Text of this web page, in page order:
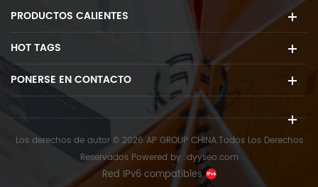
PRODUCTOS CALIENTES
HOT TAGS
PONERSE EN CONTACTO
Los derechos de autor © 2026 AP GROUP CHINA.Todos Los Derechos
Reservados Powered by :dyyseo.com
Red IPv6 compatibles